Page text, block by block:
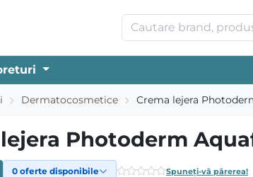
Dermatocosmetice Crema lejera
Photoderm
0 oferte disponibile Spuneți-vă părerea!